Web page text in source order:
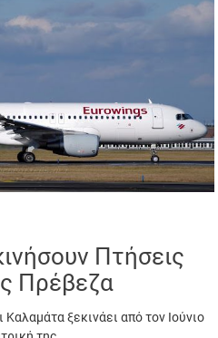
Πτήσεις
Πρέβεζα
ξεκινάει από τον Ιούνιο